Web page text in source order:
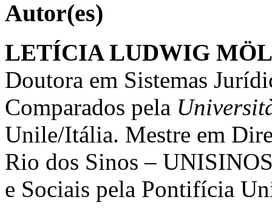
Autor(es)
LETÍCIA LUDWIG
Doutora em Sistemas
Comparados pela
Unile/Itália. Mestre em
Rio dos Sinos –
e Sociais pela Pontifícia